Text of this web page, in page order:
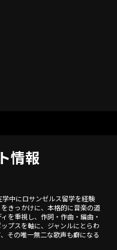
情報
中にロサンゼルス留学を経験
きっかけに、本格的に音楽の道
を重視し、作詞・作曲・編曲・
プスを軸に、ジャンルにとらわ
その唯一無二な歌声も癖になる